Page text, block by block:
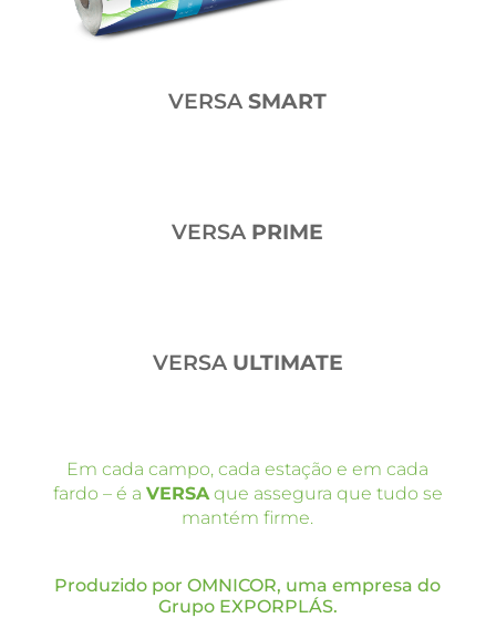
VERSASMART
VERSA PRIME
VERSA ULTIMATE
Em cada campo, cada estação e em cada
fardo – é a VERSAque assegura que tudo se
mantém firme.
Produzido por OMNICOR, uma empresa do
Grupo EXPORPLÁS.